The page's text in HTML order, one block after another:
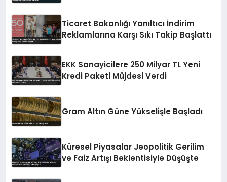
Ticaret Bakanlığı Yanıltıcı İndirim
Reklamlarına Karşı Sıkı Takip Başlattı
EKK Sanayicilere 250 Milyar TL Yeni
Kredi Paketi Müjdesi Verdi
Gram Altın Güne Yükselişle Başladı
Küresel Piyasalar Jeopolitik Gerilim
ve Faiz Artışı Beklentisiyle Düşüşte